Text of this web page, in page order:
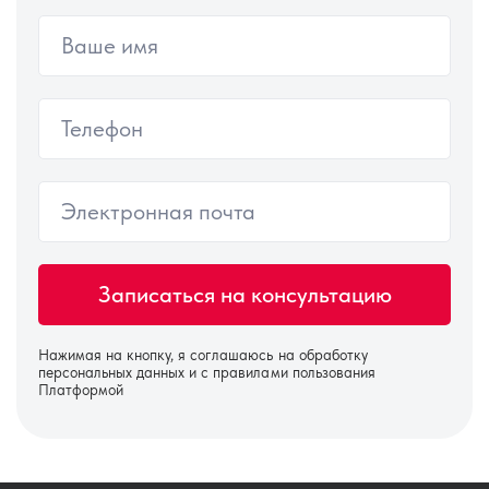
Нажимая на кнопку, я соглашаюсь на обработку
персональных данных и с правилами пользования
Платформой